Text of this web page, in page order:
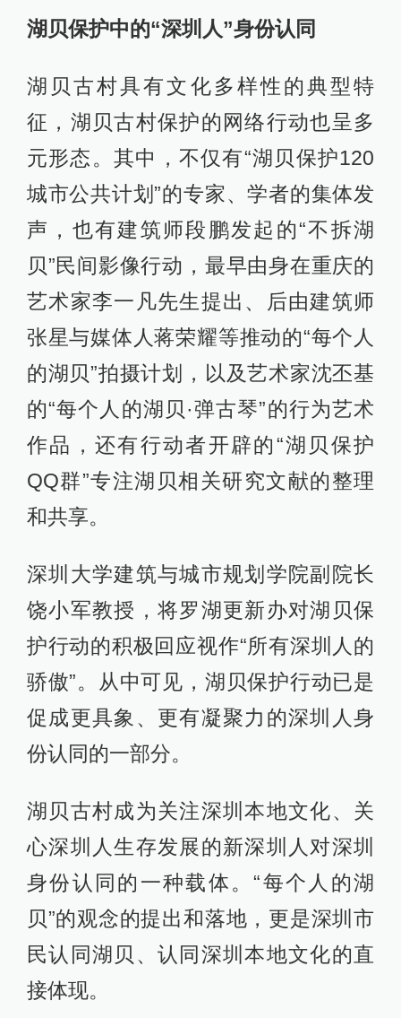
湖贝保护中的“深圳人”身份认同
湖贝古村具有文化多样性的典型特
征，湖贝古村保护的网络行动也呈多
元形态。其中，不仅有“湖贝保护120
城市公共计划”的专家、学者的集体发
声，也有建筑师段鹏发起的“不拆湖
贝”民间影像行动，最早由身在重庆的
艺术家李一凡先生提出、后由建筑师
张星与媒体人蒋荣耀等推动的“每个人
的湖贝”拍摄计划，以及艺术家沈丕基
的“每个人的湖贝·弹古琴”的行为艺术
作品，还有行动者开辟的“湖贝保护
QQ群”专注湖贝相关研究文献的整理
和共享。
深圳大学建筑与城市规划学院副院长
饶小军教授，将罗湖更新办对湖贝保
护行动的积极回应视作“所有深圳人的
骄傲”。从中可见，湖贝保护行动已是
促成更具象、更有凝聚力的深圳人身
份认同的一部分。
湖贝古村成为关注深圳本地文化、关
心深圳人生存发展的新深圳人对深圳
身份认同的一种载体。“每个人的湖
贝”的观念的提出和落地，更是深圳市
民认同湖贝、认同深圳本地文化的直
接体现。